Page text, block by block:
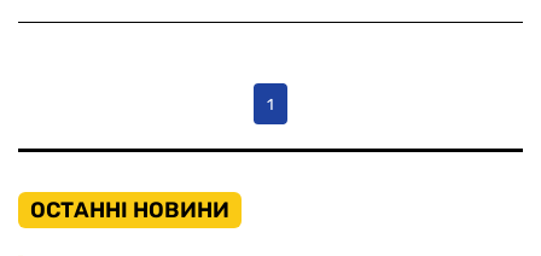
1
ОСТАННІ НОВИНИ